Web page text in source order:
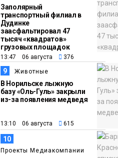
Заполярный
транспортный филиал в
Дудинке
заасфальтировал 47
тысяч «квадратов»
грузовых площадок
13:47 06 августа 376
9 Животные
В Норильске лыжную
базу «Оль-Гуль» закрыли
из-за появления медведя
13:10 06 августа 615
10
Проекты Медиакомпании